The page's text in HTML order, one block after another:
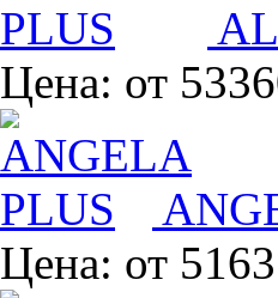
Цена: от
Цена: от